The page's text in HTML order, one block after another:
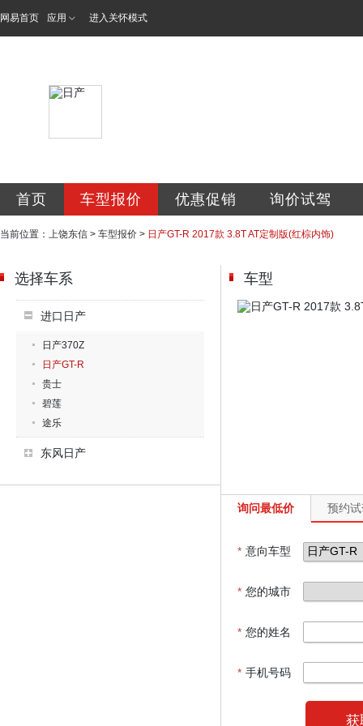
网易首页 应用 进入关怀模式
首页 车型报价 优惠促销 询价试驾
当前位置： 上饶东信 > 车型报价 > 日产GT-R 2017款 3.8T AT定制版(红棕内饰)
选择车系
进口日产
日产370Z
日产GT-R
贵士
碧莲
途乐
东风日产
车型
询问最低价 预约
* 意向车型
* 您的城市
* 您的姓名
* 手机号码
获